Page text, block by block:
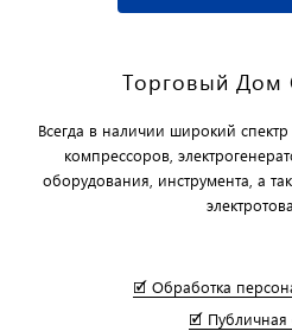
Торговый Дом
Всегда в наличии широкий
компрессоров,
оборудования, инструмента, а
🗹 Обработка
🗹 Публичная